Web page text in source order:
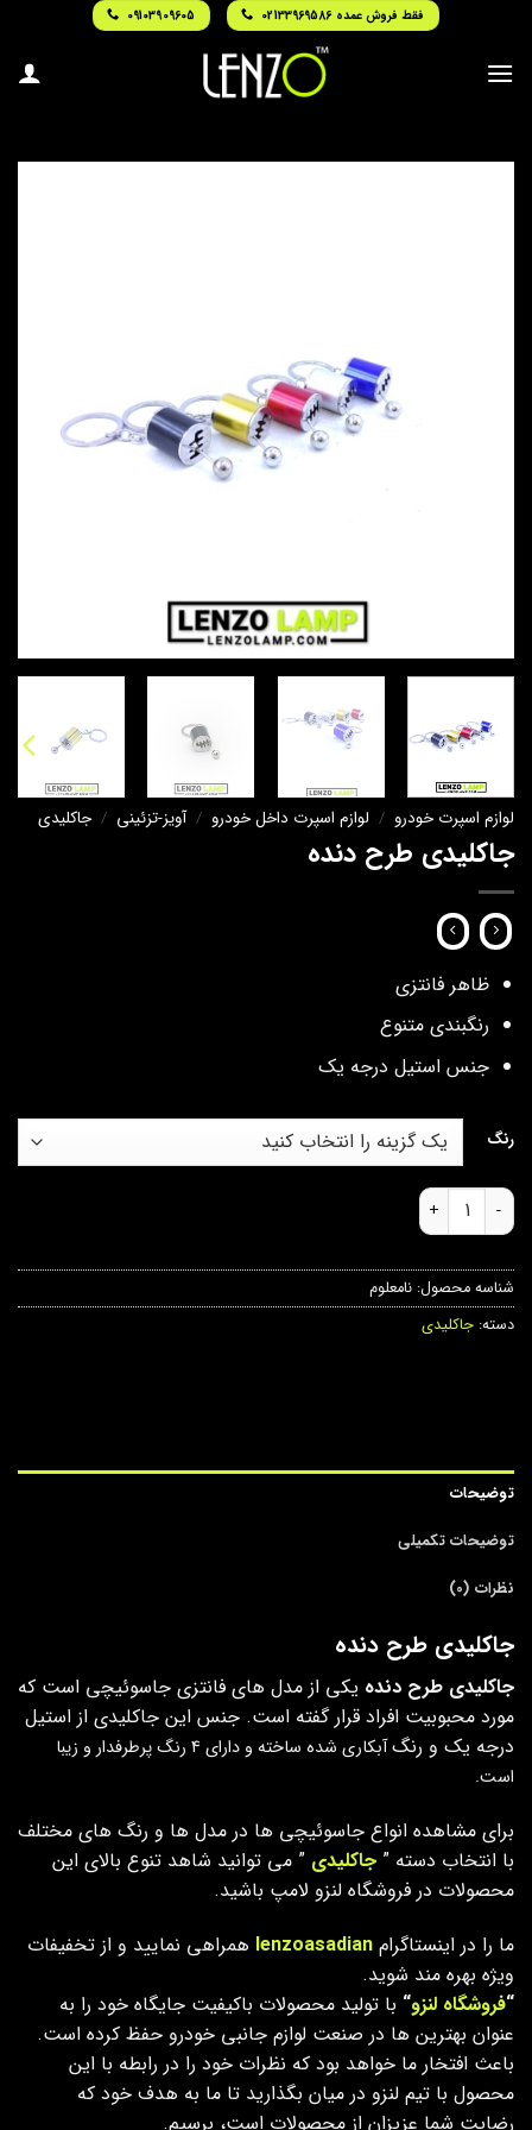
content
فقط فروش عمده 02133969586 09103909605
لوازم اسپرت خودرو / لوازم اسپرت داخل خودرو / آویز-تزئینی / جاکلیدی
جاکلیدی طرح دنده
ظاهر فانتزی
رنگبندی متنوع
جنس استیل درجه یک
رنگ
جاکلیدی طرح دنده عدد
شناسه محصول: نامعلوم
دسته: جاکلیدی
توضیحات
توضیحات تکمیلی
نظرات (0)
جاکلیدی طرح دنده
جاکلیدی طرح دنده یکی از مدل های فانتزی جاسوئیچی است که
مورد محبوبیت افراد قرار گفته است. جنس این جاکلیدی از استیل
درجه یک و رنگآبکاری شده ساخته و
دارای 4 رنگ پرطرفدار و زیبا
است.
برای مشاهده انواع جاسوئیچی ها در مدل ها و رنگ های مختلف
با انتخاب دسته ” جاکلیدی ” می توانید شاهد تنوع بالای این
محصولات در فروشگاه لنزو لامپ باشید.
ما را در اینستاگرام lenzoasadian همراهی نمایید و از تخفیفات
ویژه بهره مند شوید.
“فروشگاه لنزو“ با تولید محصولات باکیفیت جایگاه خود را به
عنوان بهترین ها در صنعت لوازم جانبی خودرو حفظ کرده است.
باعث افتخار ما خواهد بود که نظرات خود را در رابطه با این
محصول با تیم لنزو در میان بگذارید تا ما به هدف خود که
رضایت شما عزیزان از محصولات است، برسیم.